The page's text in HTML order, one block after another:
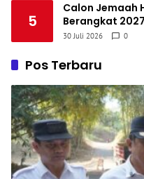
5
Calon Jemaah
Berangkat
Cek Estimasi
30 Juli 2026 0
Pos Terbaru